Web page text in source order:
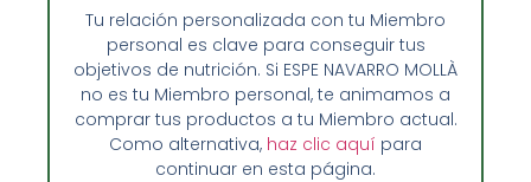
mente y bienestar […]
Menú semanal para toda la
familia
Tu relación personalizada con tu Miembro
personal es clave para conseguir tus
objetivos de nutrición. Si ESPE NAVARRO MOLLÀ
no es tu Miembro personal, te animamos a
comprar tus productos a tu Miembro actual.
Como alternativa, haz clic aquí para
continuar en esta página.